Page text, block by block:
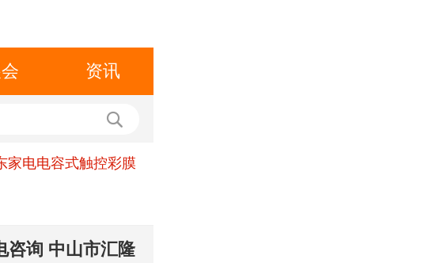
资讯
家电电容式触控彩膜
咨询 中山市汇隆